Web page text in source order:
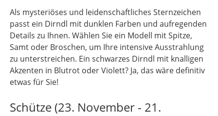
Als mysteriöses und leidenschaftliches Sternzeichen
passt ein Dirndl mit dunklen Farben und aufregenden
Details zu Ihnen. Wählen Sie ein Modell mit Spitze,
Samt oder Broschen, um Ihre intensive Ausstrahlung
zu unterstreichen. Ein schwarzes Dirndl mit knalligen
Akzenten in Blutrot oder Violett? Ja, das wäre definitiv
etwas für Sie!
Schütze (23. November - 21.